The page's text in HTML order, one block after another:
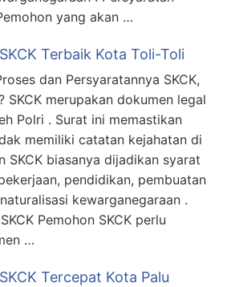
yang akan …
Terbaik Kota Toli-Toli
dan Persyaratannya SKCK,
SKCK merupakan dokumen legal
Polri . Surat ini memastikan
memiliki catatan kejahatan di
SKCK biasanya dijadikan syarat
pendidikan, pembuatan
kewarganegaraan .
Pemohon SKCK perlu
…
Tercepat Kota Palu